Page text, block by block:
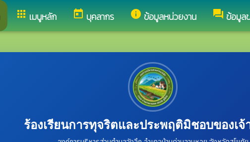
apps เมนูหลัก today บุคลากร info ข้อมูลหน่วยงาน forum ข้อมูล
ร้องเรียนการทุจริตและประพฤติมิชอบของเ